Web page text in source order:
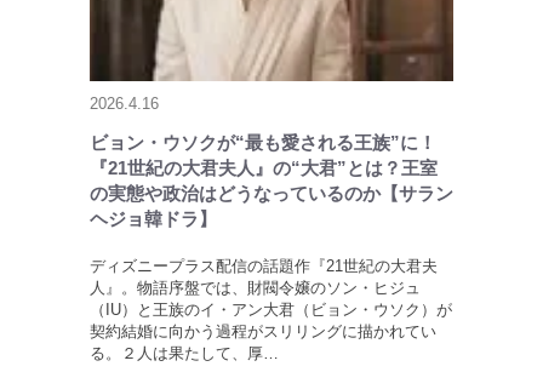
2026.4.16
ビョン・ウソクが“最も愛される王族”に！
『21世紀の大君夫人』の“大君”とは？王室
の実態や政治はどうなっているのか【サラン
ヘジョ韓ドラ】
ディズニープラス配信の話題作『21世紀の大君夫
人』。物語序盤では、財閥令嬢のソン・ヒジュ
（IU）と王族のイ・アン大君（ビョン・ウソク）が
契約結婚に向かう過程がスリリングに描かれてい
る。２人は果たして、厚…